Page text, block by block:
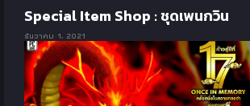
Special Item Shop : ชุดเพนกวิน
ธันวาคม 1, 2021